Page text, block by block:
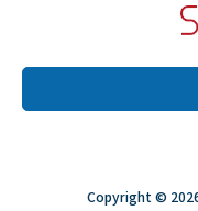
Copyright ©